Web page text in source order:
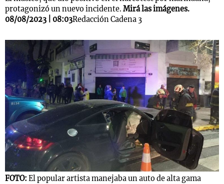
protagonizó un nuevo incidente. Mirá las imágenes.
08/08/2023 | 08:03Redacción Cadena 3
FOTO: El popular artista manejaba un auto de alta gama